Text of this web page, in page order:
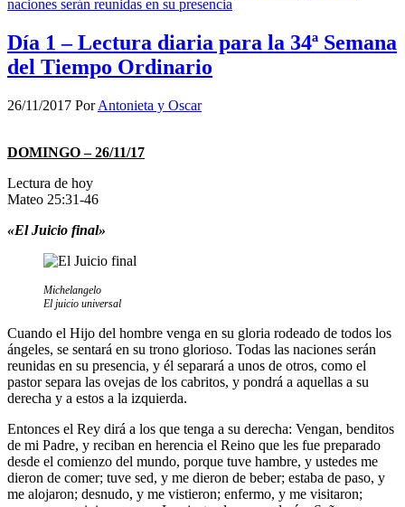
naciones serán reunidas en su presencia
Día 1 – Lectura diaria para la 34ª Semana
del Tiempo Ordinario
26/11/2017 PorAntonieta y Oscar
DOMINGO – 26/11/17
Lectura de hoy
Mateo 25:31-46
«El Juicio final»
Michelangelo
El juicio universal
Cuando el Hijo del hombre venga en su gloria rodeado de todos los
ángeles, se sentará en su trono glorioso. Todas las naciones serán
reunidas en su presencia, y él separará a unos de otros, como el
pastor separa las ovejas de los cabritos, y pondrá a aquellas a su
derecha y a estos a la izquierda.
Entonces el Rey dirá a los que tenga a su derecha: Vengan, benditos
de mi Padre, y reciban en herencia el Reino que les fue preparado
desde el comienzo del mundo, porque tuve hambre, y ustedes me
dieron de comer; tuve sed, y me dieron de beber; estaba de paso, y
me alojaron; desnudo, y me vistieron; enfermo, y me visitaron;